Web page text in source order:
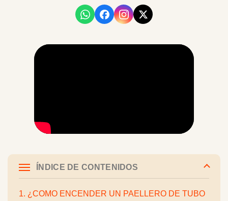
ÍNDICE DE CONTENIDOS
1. ¿COMO ENCENDER UN PAELLERO DE TUBO